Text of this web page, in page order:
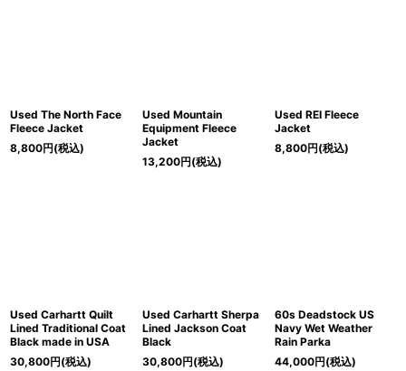
Used The North Face
Fleece Jacket
8,800円(税込)
Used Mountain
Equipment Fleece
Jacket
13,200円(税込)
Used REI Fleece
Jacket
8,800円(税込)
Used Carhartt Quilt
Lined Traditional Coat
Black made in USA
30,800円(税込)
Used Carhartt Sherpa
Lined Jackson Coat
Black
30,800円(税込)
60s Deadstock US
Navy Wet Weather
Rain Parka
44,000円(税込)